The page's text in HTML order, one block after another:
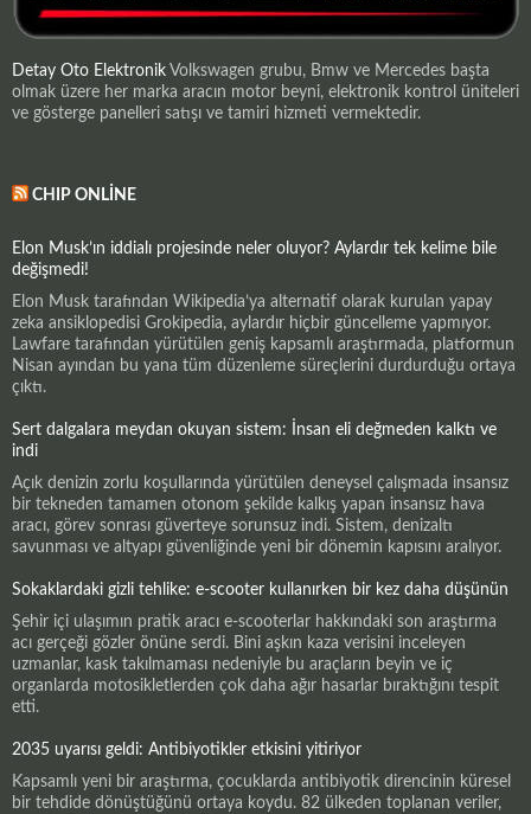
Detay Oto Elektronik Volkswagen grubu, Bmw ve Mercedes başta
olmak üzere her marka aracın motor beyni, elektronik kontrol üniteleri
ve gösterge panelleri satışı ve tamiri hizmeti vermektedir.
CHIP ONLINE
Elon Musk’ın iddialı projesinde neler oluyor? Aylardır tek kelime bile
değişmedi!
Elon Musk tarafından Wikipedia’ya alternatif olarak kurulan yapay
zeka ansiklopedisi Grokipedia, aylardır hiçbir güncelleme yapmıyor.
Lawfare tarafından yürütülen geniş kapsamlı araştırmada, platformun
Nisan ayından bu yana tüm düzenleme süreçlerini durdurduğu ortaya
çıktı.
Sert dalgalara meydan okuyan sistem: İnsan eli değmeden kalktı ve
indi
Açık denizin zorlu koşullarında yürütülen deneysel çalışmada insansız
bir tekneden tamamen otonom şekilde kalkış yapan insansız hava
aracı, görev sonrası güverteye sorunsuz indi. Sistem, denizaltı
savunması ve altyapı güvenliğinde yeni bir dönemin kapısını aralıyor.
Sokaklardaki gizli tehlike: e-scooter kullanırken bir kez daha düşünün
Şehir içi ulaşımın pratik aracı e-scooterlar hakkındaki son araştırma
acı gerçeği gözler önüne serdi. Bini aşkın kaza verisini inceleyen
uzmanlar, kask takılmaması nedeniyle bu araçların beyin ve iç
organlarda motosikletlerden çok daha ağır hasarlar bıraktığını tespit
etti.
2035 uyarısı geldi: Antibiyotikler etkisini yitiriyor
Kapsamlı yeni bir araştırma, çocuklarda antibiyotik direncinin küresel
bir tehdide dönüştüğünü ortaya koydu. 82 ülkeden toplanan veriler,